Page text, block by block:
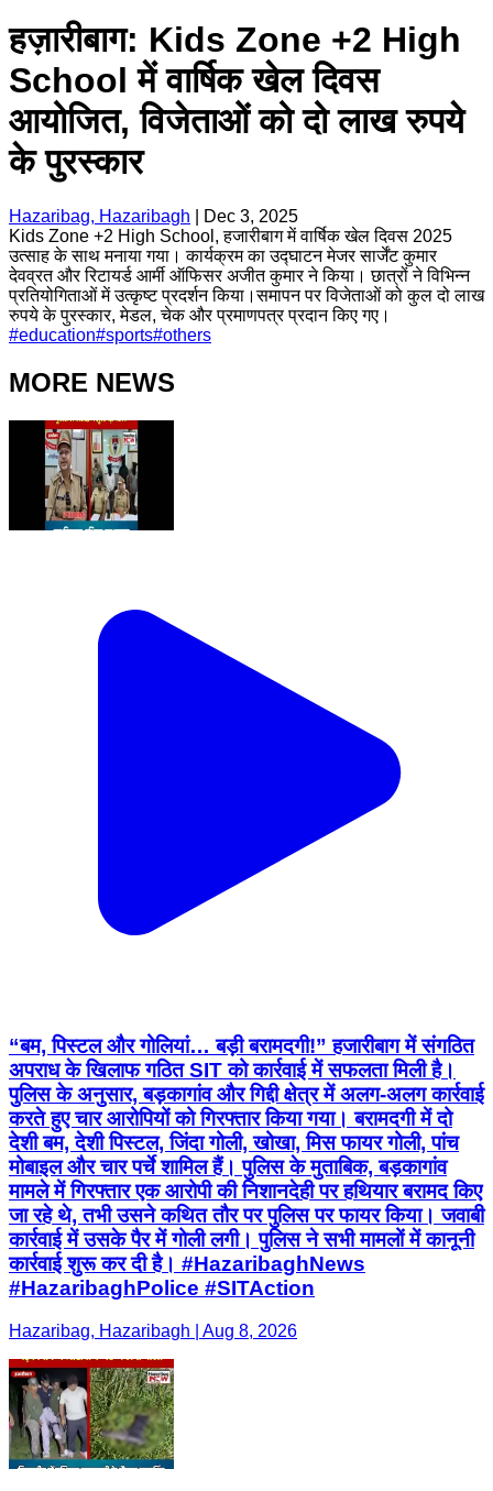
हज़ारीबाग: Kids Zone +2 High
School में वार्षिक खेल दिवस
आयोजित, विजेताओं को दो लाख रुपये
के पुरस्कार
Hazaribag, Hazaribagh
Dec 3, 2025
Kids Zone +2 High School, हजारीबाग में वार्षिक खेल दिवस 2025
उत्साह के साथ मनाया गया। कार्यक्रम का उद्घाटन मेजर सार्जेंट कुमार
देवव्रत और रिटायर्ड आर्मी ऑफिसर अजीत कुमार ने किया। छात्रों ने विभिन्न
प्रतियोगिताओं में उत्कृष्ट प्रदर्शन किया।समापन पर विजेताओं को कुल दो लाख
रुपये के पुरस्कार, मेडल, चेक और प्रमाणपत्र प्रदान किए गए।
#education#sports#others
MORE NEWS
“बम, पिस्टल और गोलियां… बड़ी बरामदगी!” हजारीबाग में संगठित
अपराध के खिलाफ गठित SIT को कार्रवाई में सफलता मिली है।
पुलिस के अनुसार, बड़कागांव और गिद्दी क्षेत्र में अलग-अलग कार्रवाई
करते हुए चार आरोपियों को गिरफ्तार किया गया। बरामदगी में दो
देशी बम, देशी पिस्टल, जिंदा गोली, खोखा, मिस फायर गोली, पांच
मोबाइल और चार पर्चे शामिल हैं। पुलिस के मुताबिक, बड़कागांव
मामले में गिरफ्तार एक आरोपी की निशानदेही पर हथियार बरामद किए
जा रहे थे, तभी उसने कथित तौर पर पुलिस पर फायर किया। जवाबी
कार्रवाई में उसके पैर में गोली लगी। पुलिस ने सभी मामलों में कानूनी
कार्रवाई शुरू कर दी है। #HazaribaghNews
#HazaribaghPolice #SITAction
Hazaribag, Hazaribagh | Aug 8, 2026